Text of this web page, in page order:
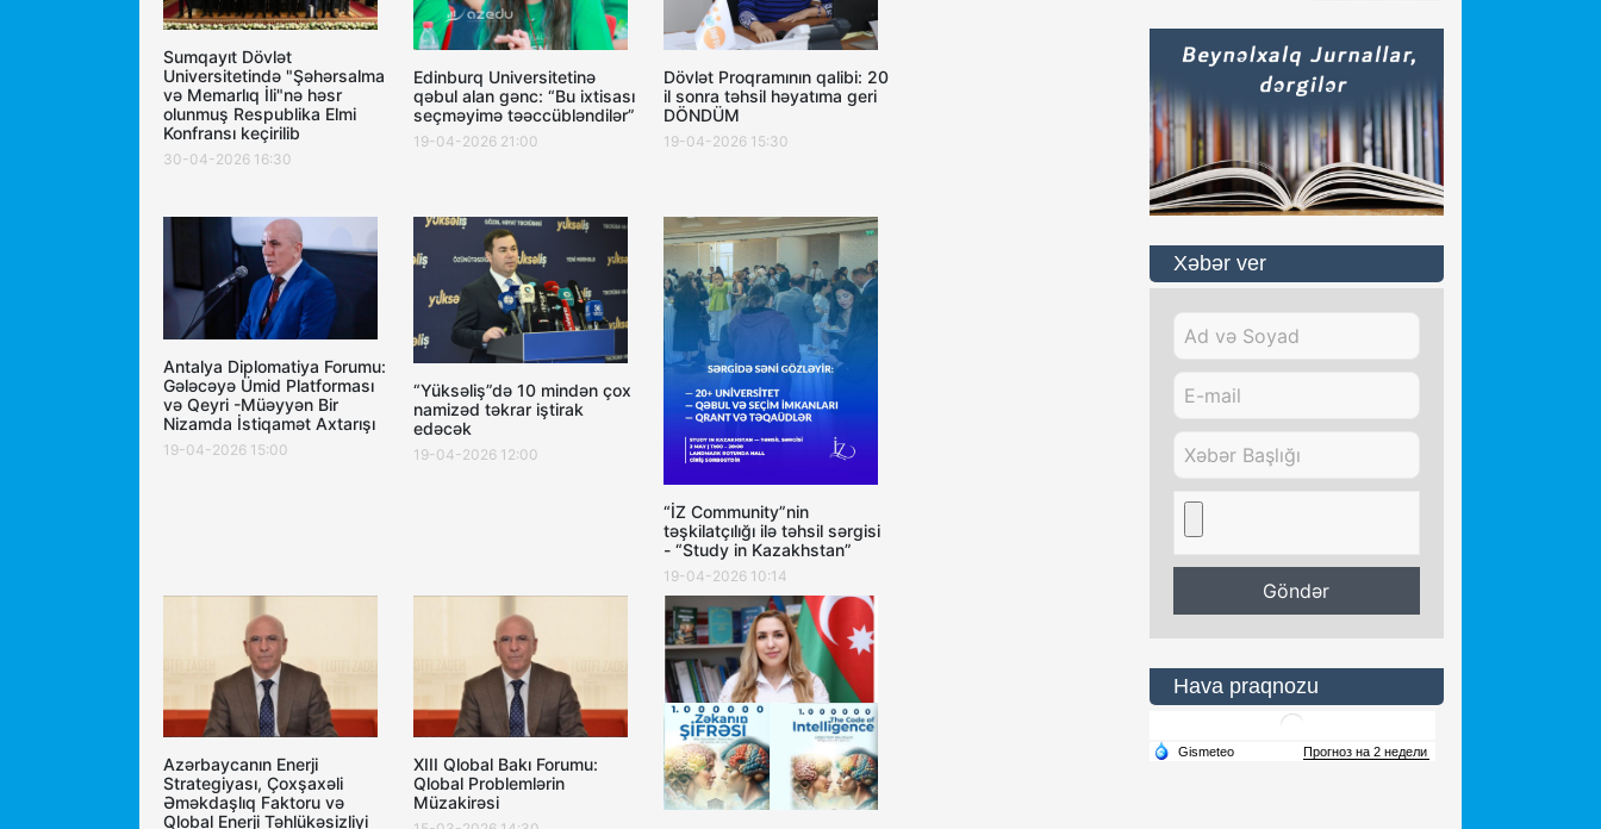
Sumqayıt Dövlət
Universitetində "Şəhərsalma
və Memarlıq İli"nə həsr
olunmuş Respublika Elmi
Konfransı keçirilib
30-04-2026 16:30
Edinburq Universitetinə
qəbul alan gənc: “Bu ixtisası
seçməyimə təəccübləndilər”
19-04-2026 21:00
Dövlət Proqramının qalibi: 20
il sonra təhsil həyatıma geri
DÖNDÜM
19-04-2026 15:30
Antalya Diplomatiya Forumu:
Gələcəyə Ümid Platforması
və Qeyri -Müəyyən Bir
Nizamda İstiqamət Axtarışı
19-04-2026 15:00
“Yüksəliş”də 10 mindən çox
namizəd təkrar iştirak
edəcək
19-04-2026 12:00
“İZ Community”nin
təşkilatçılığı ilə təhsil sərgisi
- “Study in Kazakhstan”
19-04-2026 10:14
Azərbaycanın Enerji
Strategiyası, Çoxşaxəli
Əməkdaşlıq Faktoru və
Qlobal Enerji Təhlükəsizliyi
XIII Qlobal Bakı Forumu:
Qlobal Problemlərin
Müzakirəsi
Xəbər ver
Hava praqnozu